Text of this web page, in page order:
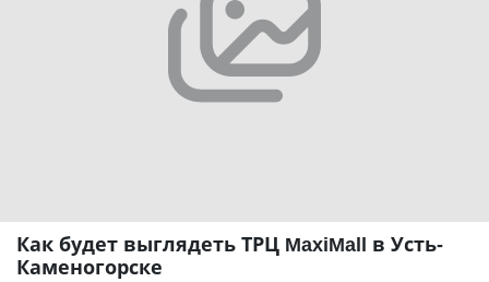
Как будет выглядеть ТРЦ MaxiMall в Усть-
Каменогорске